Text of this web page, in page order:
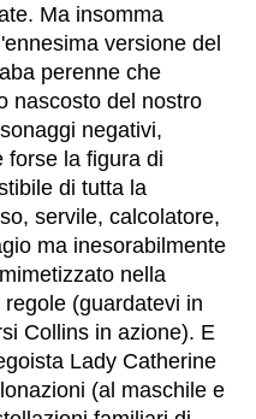
Ma insomma
versione del
perenne che
nascosto del nostro
negativi,
forse la figura di
di tutta la
servile, calcolatore,
ma inesorabilmente
nella
(guardatevi in
Collins in azione). E
Lady Catherine
(al maschile e